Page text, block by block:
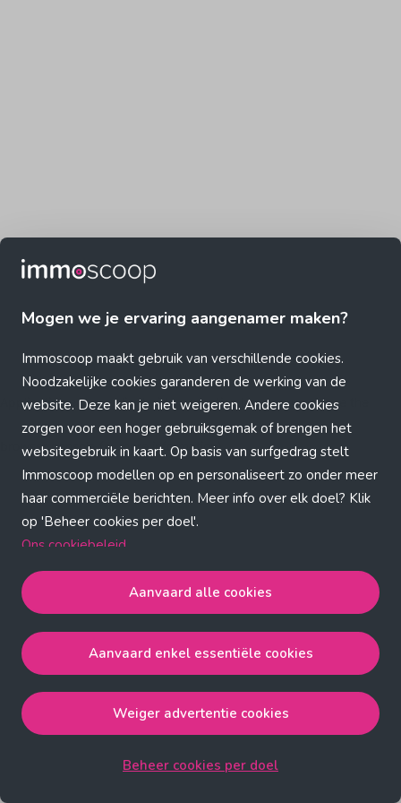
Mogen we je ervaring aangenamer maken?
Immoscoop maakt gebruik van verschillende cookies.
Noodzakelijke cookies garanderen de werking van de
website. Deze kan je niet weigeren. Andere cookies
zorgen voor een hoger gebruiksgemak of brengen het
websitegebruik in kaart. Op basis van surfgedrag stelt
Immoscoop modellen op en personaliseert zo onder meer
haar commerciële berichten. Meer info over elk doel? Klik
op 'Beheer cookies per doel'.
Ons cookiebeleid
Aanvaard alle cookiesgaat akkoord met de strict
noodzakelijke, analytische, functionele en advertentie
cookies.
de strict noodzakelijke cookies.
Weiger advertentie cookiesgaat akkoord met de strict
Aanvaard alle cookies
Aanvaard enkel essentiële cookies
Weiger advertentie cookies
Beheer cookies per doel
Application error: a client-side exception has occurred (see the
browser console for more information)